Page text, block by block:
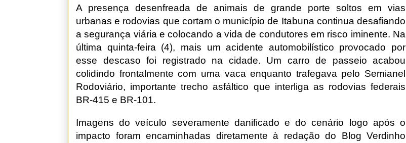
A presença desenfreada de animais de grande porte soltos em vias
urbanas e rodovias que cortam o município de Itabuna continua desafiando
a segurança viária e colocando a vida de condutores em risco iminente. Na
última quinta-feira (4), mais um acidente automobilístico provocado por
esse descaso foi registrado na cidade. Um carro de passeio acabou
colidindo frontalmente com uma vaca enquanto trafegava pelo Semianel
Rodoviário, importante trecho asfáltico que interliga as rodovias federais
BR-415 e BR-101.
Imagens do veículo severamente danificado e do cenário logo após o
impacto foram encaminhadas diretamente à redação do Blog Verdinho